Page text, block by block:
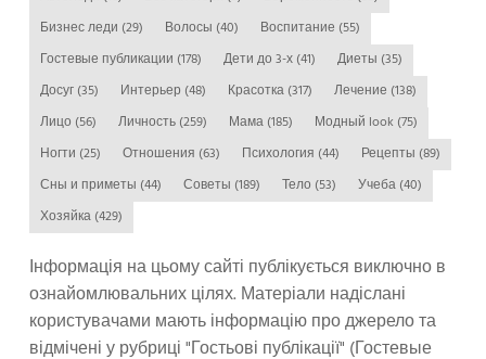
Бизнес леди (29) Волосы (40) Воспитание (55)
Гостевые публикации (178) Дети до 3-х (41) Диеты (35)
Досуг (35) Интерьер (48) Красотка (317) Лечение (138)
Лицо (56) Личность (259) Мама (185) Модный look (75)
Ногти (25) Отношения (63) Психология (44) Рецепты (89)
Сны и приметы (44) Советы (189) Тело (53) Учеба (40)
Хозяйка (429)
Інформація на цьому сайті публікується виключно в
ознайомлювальних цілях. Матеріали надіслані
користувачами мають інформацію про джерело та
відмічені у рубриці "Гостьові публікації" (Гостевые